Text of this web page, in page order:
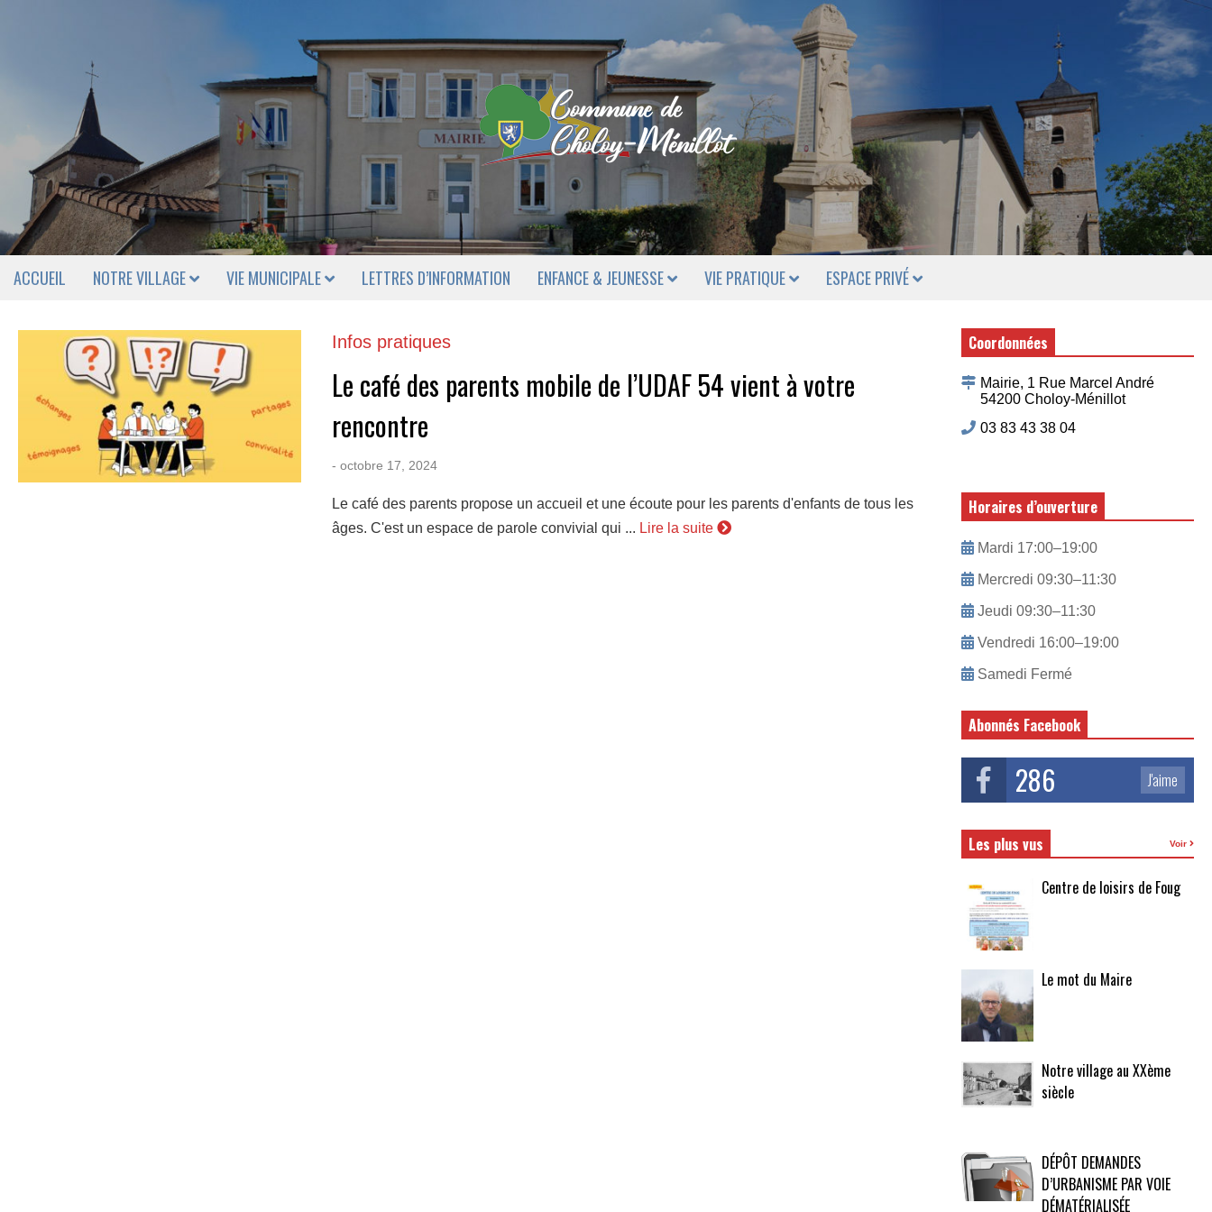
ACCUEIL NOTRE VILLAGE VIE MUNICIPALE LETTRES D’INFORMATION ENFANCE & JEUNESSE VIE PRATIQUE ESPACE PRIVÉ
Infos pratiques
Le café des parents mobile de l’UDAF 54 vient à votre
rencontre
- octobre 17, 2024
Le café des parents propose un accueil et une écoute pour les parents d'enfants de tous les
âges. C'est un espace de parole convivial qui ... Lire la suite
Coordonnées
Mairie, 1 Rue Marcel André
54200 Choloy-Ménillot
03 83 43 38 04
Horaires d’ouverture
Mardi 17:00–19:00
Mercredi 09:30–11:30
Jeudi 09:30–11:30
Vendredi 16:00–19:00
Samedi Fermé
Abonnés Facebook
286 J'aime
Les plus vus Voir
Centre de loisirs de Foug
Le mot du Maire
Notre village au XXème
siècle
DÉPÔT DEMANDES
D’URBANISME PAR VOIE
DÉMATÉRIALISÉE